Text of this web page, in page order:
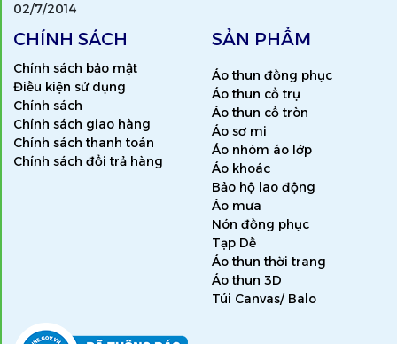
02/7/2014
CHÍNH SÁCH
Chính sách bảo mật
Điều kiện sử dụng
Chính sách
Chính sách giao hàng
Chính sách thanh toán
Chính sách đổi trả hàng
SẢN PHẨM
Áo thun đồng phục
Áo thun cổ trụ
Áo thun cổ tròn
Áo sơ mi
Áo nhóm áo lớp
Áo khoác
Bảo hộ lao động
Áo mưa
Nón đồng phục
Tạp Dề
Áo thun thời trang
Áo thun 3D
Túi Canvas/ Balo